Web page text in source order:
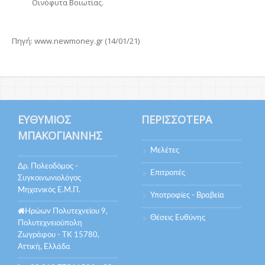
Οινόφυτα Βοιωτίας.
Πηγή: www.newmoney.gr (14/01/21)
ΕΥΘΎΜΙΟΣ
ΜΠΑΚΟΓΙΆΝΝΗΣ
Δρ. Πολεοδόμος -
Συγκοινωνιολόγος
Μηχανικός Ε.Μ.Π.
Ηρώων Πολυτεχνείου 9,
Πολυτεχνειούπολη
Ζωγράφου - ΤΚ 15780,
Αττική, Ελλάδα
ΠΕΡΙΣΣΌΤΕΡΑ
Μελέτες
Επιτροπές
Υποτροφίες - Βραβεία
Θέσεις Ευθύνης